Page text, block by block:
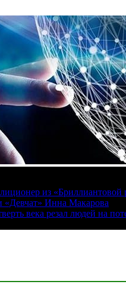
из «Бриллиантовой
«Девчат» Инна Макарова
века резал людей на